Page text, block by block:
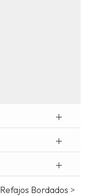
Refajos Bordados >